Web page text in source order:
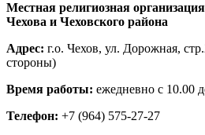
Местная религиозная
Чехова и Чеховского района
Адрес: г.о. Чехов, ул. Дорожная,
стороны)
Время работы: ежедневно с 10.00
Телефон: +7 (964) 575-27-27